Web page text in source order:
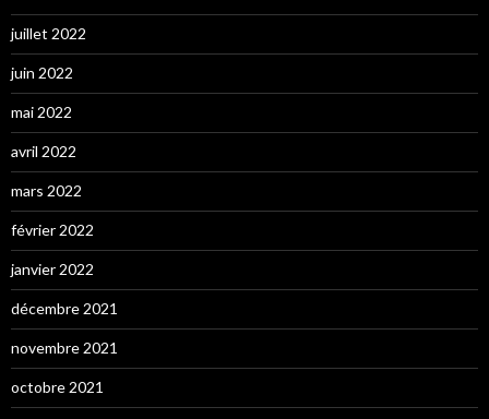
juillet 2022
juin 2022
mai 2022
avril 2022
mars 2022
février 2022
janvier 2022
décembre 2021
novembre 2021
octobre 2021